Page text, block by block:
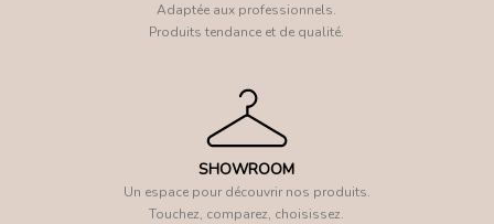
Adaptée aux professionnels.
Produits tendance et de qualité.
SHOWROOM
Un espace pour découvrir nos produits.
Touchez, comparez, choisissez.